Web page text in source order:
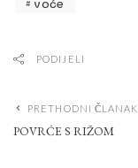
PODIJELI
PRETHODNI ČLANAK
POVRĆE S RIŽOM